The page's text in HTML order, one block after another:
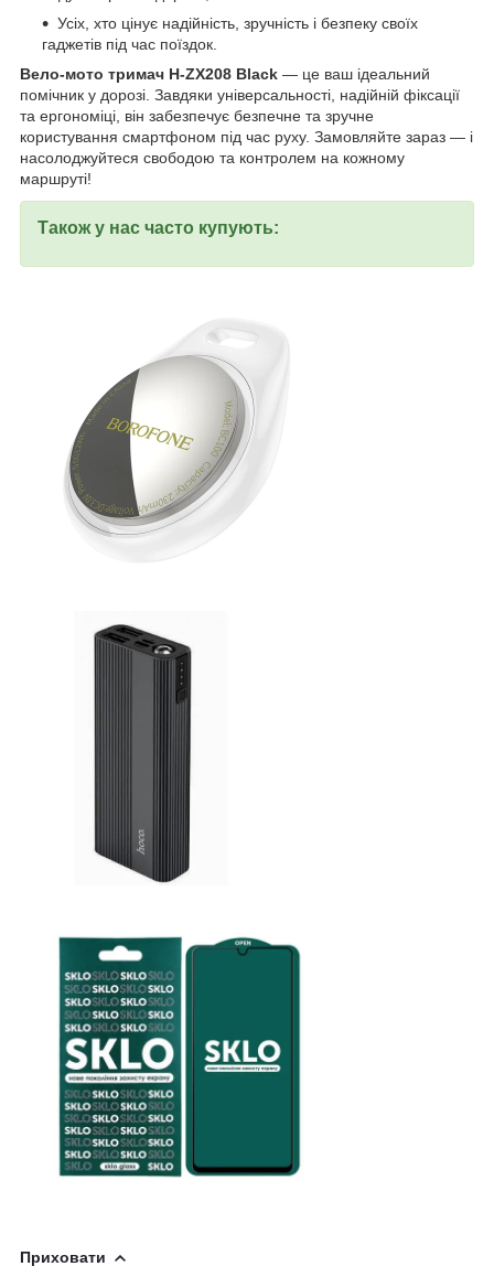
Усіх, хто цінує надійність, зручність і безпеку своїх
гаджетів під час поїздок.
Вело-мото тримач H-ZX208 Black — це ваш ідеальний
помічник у дорозі. Завдяки універсальності, надійній фіксації
та ергономіці, він забезпечує безпечне та зручне
користування смартфоном під час руху. Замовляйте зараз — і
насолоджуйтеся свободою та контролем на кожному
маршруті!
Також у нас часто купують:
Приховати